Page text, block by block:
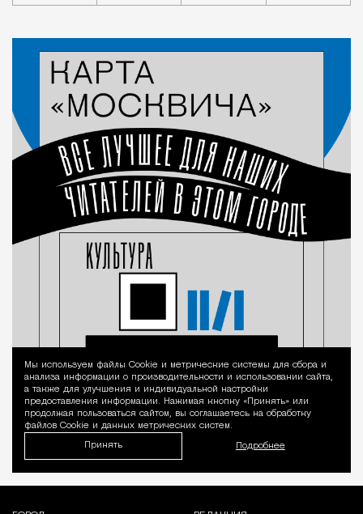
Уведомление
Мы используем файлы Сookie и метрические системы для сбора и
анализа информации о производительности и использовании сайта,
а также для улучшения и индивидуальной настройки
предоставления информации. Нажимая кнопку «Принять» или
продолжая пользоваться сайтом, вы соглашаетесь на обработку
файлов Cookie и данных метрических систем.
Принять Подробнее